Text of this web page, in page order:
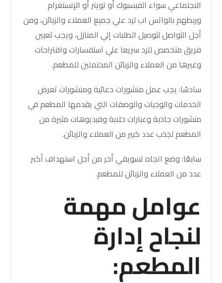
الاجتماعي سواء الفيسبوك أو تويتر أو الإنستغرام
وربطهم بالواتس اب لرد علي جميع العملاء والزبائن، ومن
أجل التواصل لتوصيل الطلبات إلي المنازل، ويجب تعيين
فريق متخصص للرد سريعا علي استفسارات واقتراحات
وغيرها من العملاء والزبائن المحتملين للمطعم.
سادسًا: يجب عمل منشورات دعائية ومنشورات تعرض
الخدمات والوجبات والوصفات التي يقدمها المطعم في
منشورات جاذبة وعبارات خلابة وفيديوهات مثيرة من
المطعم لجذب عدد كبير من العملاء والزبائن.
سابعًا: وضع اتجاه تسويقي أخر من أجل استهداف أكبر
عدد من العملاء والزبائن للمطعم.
عوامل مهمة
لنجاح إدارة
المطعم: